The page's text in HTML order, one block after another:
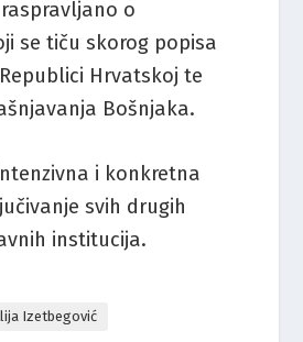
o
se tiču skorog popisa
Hrvatskoj te
Bošnjaka.
i konkretna
svih drugih
institucija.
Izetbegović